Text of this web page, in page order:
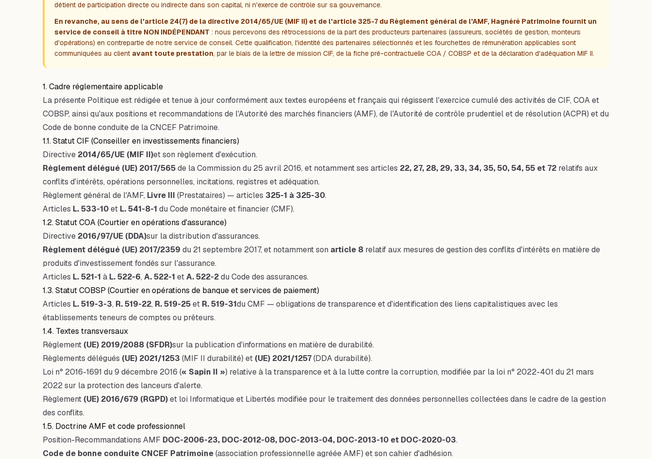
détient de participation directe ou indirecte dans son capital, ni n'exerce de contrôle sur sa gouvernance.
En revanche, au sens de l'article 24(7) de la directive 2014/65/UE (MIF II) et de l'article 325-7 du Règlement général de l'AMF, Hagnéré Patrimoine fournit un
service de conseil à titre NON INDÉPENDANT : nous percevons des rétrocessions de la part des producteurs partenaires (assureurs, sociétés de gestion, monteurs
d'opérations) en contrepartie de notre service de conseil. Cette qualification, l'identité des partenaires sélectionnés et les fourchettes de rémunération applicables sont
communiquées au client avant toute prestation, par le biais de la lettre de mission CIF, de la fiche pré-contractuelle COA / COBSP et de la déclaration d'adéquation MIF II.
1. Cadre réglementaire applicable
La présente Politique est rédigée et tenue à jour conformément aux textes européens et français qui régissent l'exercice cumulé des activités de CIF, COA et
COBSP, ainsi qu'aux positions et recommandations de l'Autorité des marchés financiers (AMF), de l'Autorité de contrôle prudentiel et de résolution (ACPR) et du
Code de bonne conduite de la CNCEF Patrimoine.
1.1. Statut CIF (Conseiller en investissements financiers)
Directive 2014/65/UE (MIF II)et son règlement d'exécution.
Règlement délégué (UE) 2017/565de la Commission du 25 avril 2016, et notamment ses articles 22, 27, 28, 29, 33, 34, 35, 50, 54, 55 et 72 relatifs aux
conflits d'intérêts, opérations personnelles, incitations, registres et adéquation.
Règlement général de l'AMF, Livre III (Prestataires) — articles 325-1 à 325-30.
Articles L. 533-10et L. 541-8-1 du Code monétaire et financier (CMF).
1.2. Statut COA (Courtier en opérations d'assurance)
Directive 2016/97/UE (DDA)sur la distribution d'assurances.
Règlement délégué (UE) 2017/2359 du 21 septembre 2017, et notamment son article 8 relatif aux mesures de gestion des conflits d'intérêts en matière de
produits d'investissement fondés sur l'assurance.
Articles L. 521-1 à L. 522-6, A. 522-1 etA. 522-2du Code des assurances.
1.3. Statut COBSP (Courtier en opérations de banque et services de paiement)
Articles L. 519-3-3, R. 519-22, R. 519-25et R. 519-31du CMF — obligations de transparence et d'identification des liens capitalistiques avec les
établissements teneurs de comptes ou prêteurs.
1.4. Textes transversaux
Règlement (UE) 2019/2088 (SFDR)sur la publication d'informations en matière de durabilité.
Règlements délégués (UE) 2021/1253 (MIF II durabilité) et (UE) 2021/1257(DDA durabilité).
Loi n° 2016-1691 du 9 décembre 2016 (« Sapin II ») relative à la transparence et à la lutte contre la corruption, modifiée par la loi n° 2022-401 du 21 mars
2022 sur la protection des lanceurs d'alerte.
Règlement (UE) 2016/679 (RGPD)et loi Informatique et Libertés modifiée pour le traitement des données personnelles collectées dans le cadre de la gestion
des conflits.
1.5. Doctrine AMF et code professionnel
Position-Recommandations AMF DOC-2006-23, DOC-2012-08, DOC-2013-04, DOC-2013-10 et DOC-2020-03.
Code de bonne conduite CNCEF Patrimoine(association professionnelle agréée AMF) et son cahier d'adhésion.